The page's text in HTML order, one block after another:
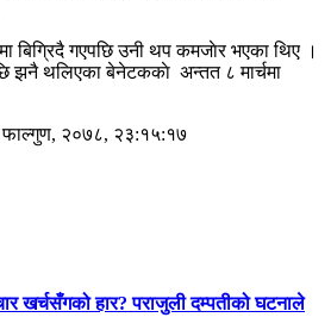
बिग्रिदै गएपछि उनी थप कमजाेर भएका थिए ।
झनै थलिएका बेनेटककाे अन्तत ८ मार्चमा
फाल्गुण, २०७८, २३:१५:१७
खर्चसँगको हार? पराजुली दम्पतीको घटनाले